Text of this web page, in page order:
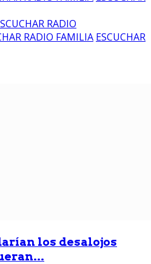
RADIO
RADIO FAMILIA ESCUCHAR
los desalojos